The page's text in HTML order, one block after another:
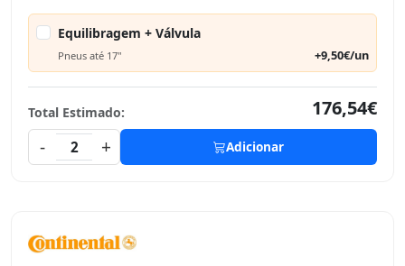
Equilibragem + Válvula
Pneus até 17" +9,50€/un
Total Estimado:
176,54€
-
2 + Adicionar